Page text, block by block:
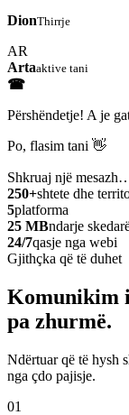
DionThirrje
AR
Artaaktive tani
☎
Përshëndetje! A je
Po, flasim tani 👋
Shkruaj një
250+shtete dhe
5platforma
25 MBndarje
24/7qasje nga webi
Gjithçka që të duhet
Komunikim
pa zhurmë.
Ndërtuar që të hysh
nga çdo pajisje.
01